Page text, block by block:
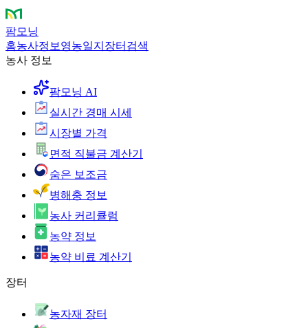
팜모닝
홈농사정보 영농일지 장터 검색
농사 정보
팜모닝 AI
실시간 경매 시세
시장별 가격
면적 직불금 계산기
숨은 보조금
병해충 정보
농사 커리큘럼
농약 정보
농약 비료 계산기
장터
농자재 장터